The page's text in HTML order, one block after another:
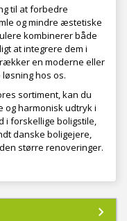
til at forbedre
og mindre æstetiske
kombinerer både
at integrere dem i
en moderne eller
hos os.
sortiment, kan du
harmonisk udtryk i
i forskellige boligstile,
danske boligejere,
større renoveringer.